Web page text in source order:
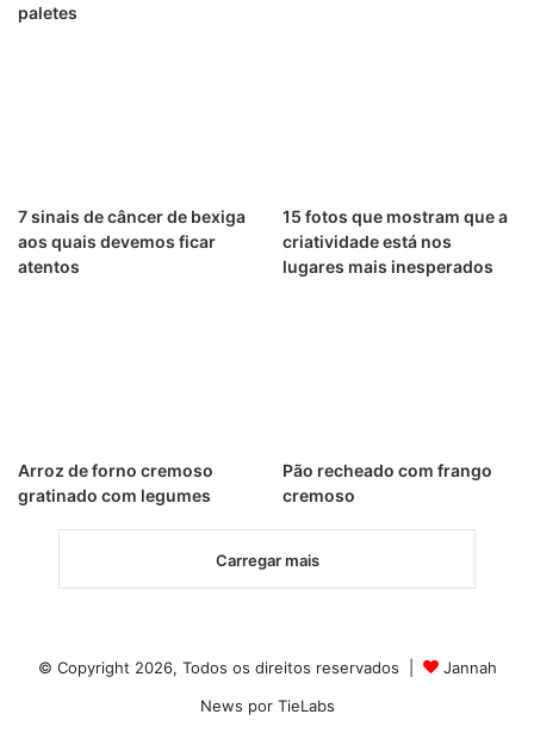
paletes
7 sinais de câncer de bexiga
aos quais devemos ficar
atentos
15 fotos que mostram que a
criatividade está nos
lugares mais inesperados
Arroz de forno cremoso
gratinado com legumes
Pão recheado com frango
cremoso
Carregar mais
© Copyright 2026, Todos os direitos reservados |
Jannah
News por TieLabs